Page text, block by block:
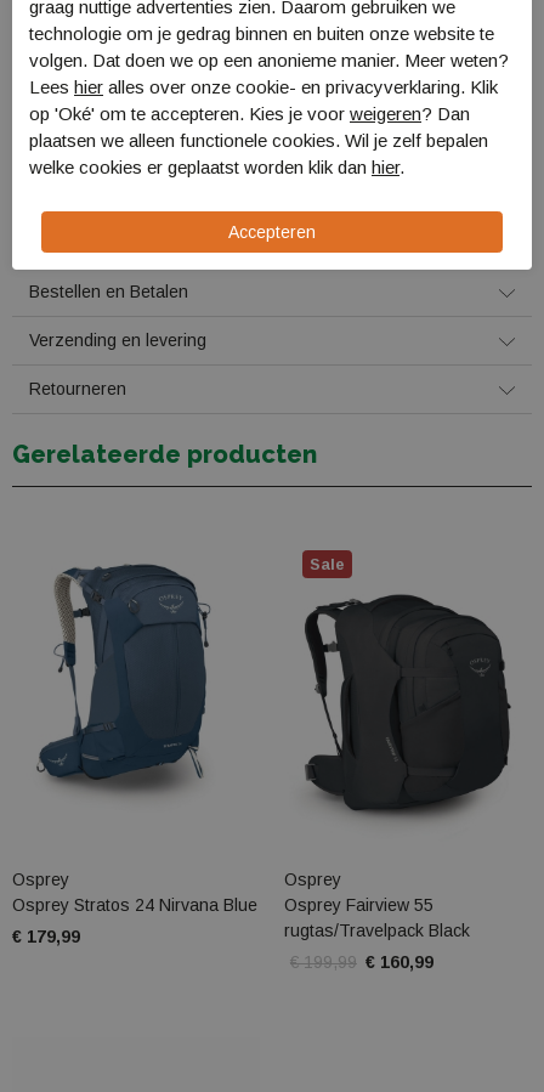
Verstelbare opbergruimte met elastiek aan de voorkant
Compressiebanden aan de onderkant
Intern vak voor hydratatiereservoir
Intern mesh ritsvak met sleutelclip
Opbergbare ijsbijlbevestiging met elastiek
Bevestiging voor wandelstokken
Bevestiging voor een LidLock fietshelm
Bestellen en Betalen
Verzending en levering
Retourneren
Gerelateerde producten
Osprey
Osprey Stratos 24 Nirvana Blue
€ 179,99
Osprey
Osprey Fairview 55
rugtas/Travelpack Black
€ 199,99 € 160,99
Sale
graag nuttige advertenties zien. Daarom gebruiken we
technologie om je gedrag binnen en buiten onze website te
volgen. Dat doen we op een anonieme manier. Meer weten?
Lees hier alles over onze cookie- en privacyverklaring. Klik
op 'Oké' om te accepteren. Kies je voor weigeren? Dan
plaatsen we alleen functionele cookies. Wil je zelf bepalen
welke cookies er geplaatst worden klik dan hier.